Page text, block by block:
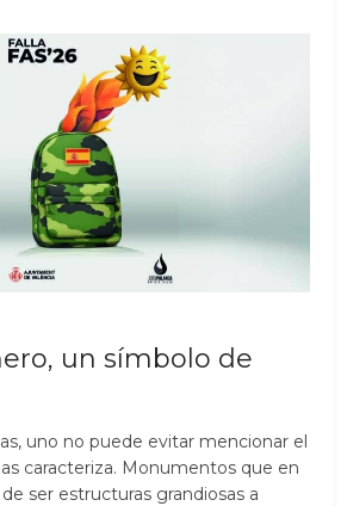
un símbolo de
uno no puede evitar mencionar el
caracteriza. Monumentos que en
ser estructuras grandiosas a